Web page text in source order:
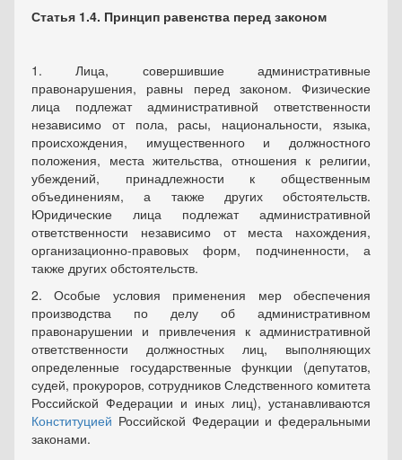
Статья 1.4. Принцип равенства перед законом
1. Лица, совершившие административные
правонарушения, равны перед законом. Физические
лица подлежат административной ответственности
независимо от пола, расы, национальности, языка,
происхождения, имущественного и должностного
положения, места жительства, отношения к религии,
убеждений, принадлежности к общественным
объединениям, а также других обстоятельств.
Юридические лица подлежат административной
ответственности независимо от места нахождения,
организационно-правовых форм, подчиненности, а
также других обстоятельств.
2. Особые условия применения мер обеспечения
производства по делу об административном
правонарушении и привлечения к административной
ответственности должностных лиц, выполняющих
определенные государственные функции (депутатов,
судей, прокуроров, сотрудников Следственного комитета
Российской Федерации и иных лиц), устанавливаются
Конституцией Российской Федерации и федеральными
законами.